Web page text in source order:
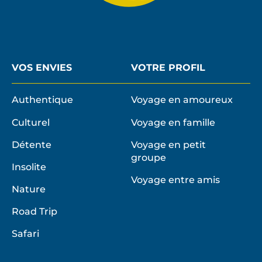
VOS ENVIES
Authentique
Culturel
Détente
Insolite
Nature
Road Trip
Safari
VOTRE PROFIL
Voyage en amoureux
Voyage en famille
Voyage en petit
groupe
Voyage entre amis